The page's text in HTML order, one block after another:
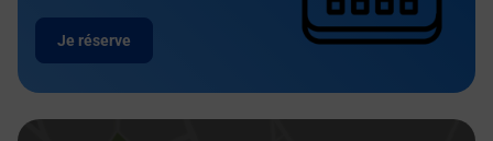
Je réserve